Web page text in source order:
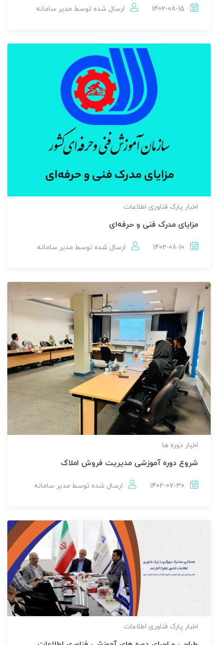
1402-08-15 ارسال شده توسط مدير سامانه
اخبار پارک فناوری اطلاعات
مزایای مدرک فنی و حرفه‌ای
1402-08-10 ارسال شده توسط مدير سامانه
اخبار دوره ها
شروع دوره آموزشی مدیریت فروش املاک
1402-07-30 ارسال شده توسط مدير سامانه
اخبار پارک فناوری اطلاعات